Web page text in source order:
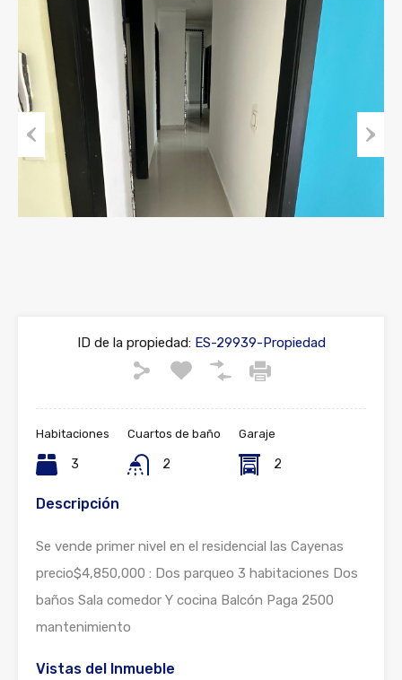
Previous
ID de la propiedad:ES-29939-Propiedad
Habitaciones
3
Cuartos de baño
2
Garaje
2
Descripción
Se vende primer nivel en el residencial las Cayenas
precio$4,850,000 : Dos parqueo 3 habitaciones Dos
baños Sala comedor Y cocina Balcón Paga 2500
mantenimiento
Vistas del Inmueble